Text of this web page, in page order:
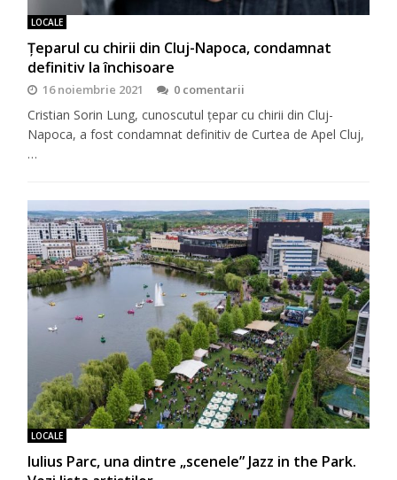
LOCALE
Țeparul cu chirii din Cluj-Napoca, condamnat
definitiv la închisoare
16 noiembrie 2021 0 comentarii
Cristian Sorin Lung, cunoscutul țepar cu chirii din Cluj-
Napoca, a fost condamnat definitiv de Curtea de Apel Cluj,
…
LOCALE
Iulius Parc, una dintre „scenele” Jazz in the Park.